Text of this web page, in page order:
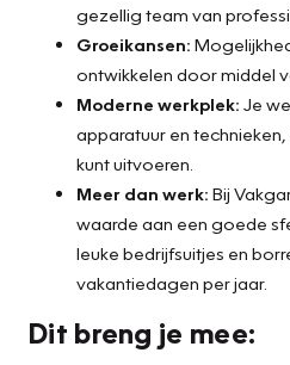
gezellig team van
Groeikansen:
ontwikkelen door middel
Moderne werkplek: Je
apparatuur en
kunt uitvoeren.
Meer dan werk: Bij
waarde aan een goede
leuke bedrijfsuitjes en
vakantiedagen per jaar.
Dit breng je mee: